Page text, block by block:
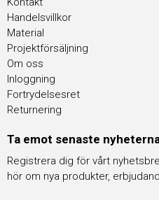
Handelsvillkor
Material
Projektförsäljning
Om oss
Inloggning
Fortrydelsesret
Returnering
Ta emot senaste
Registrera dig för vårt
hör om nya produkter,